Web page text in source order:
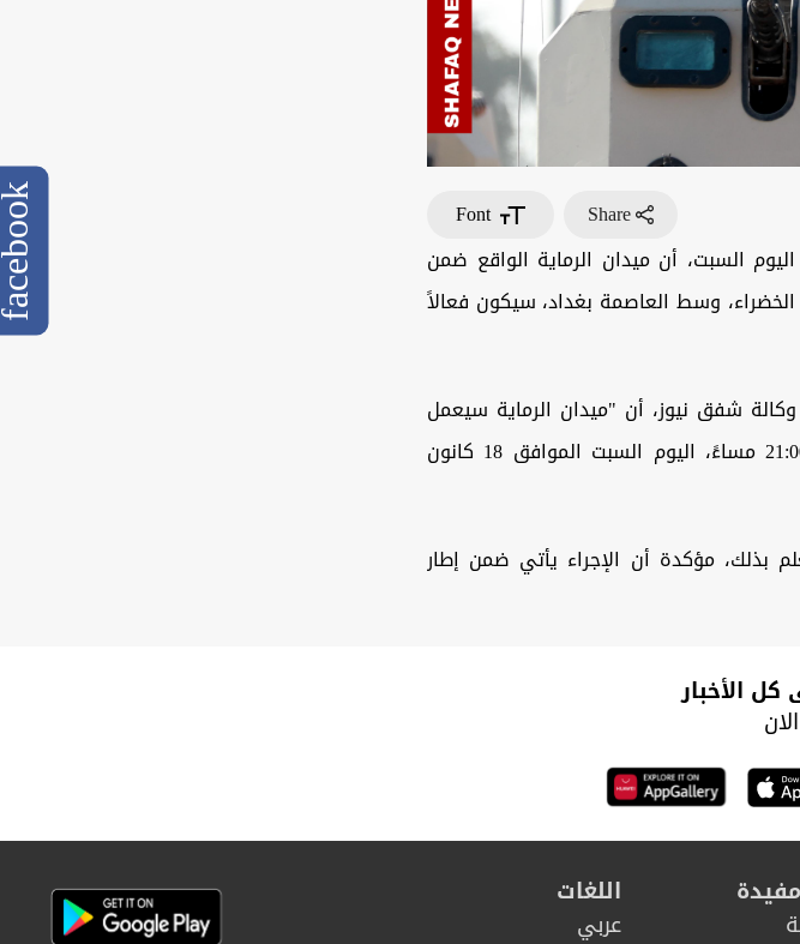
Share
Font
السبت، أن ميدان الرماية الواقع ضمن
وسط العاصمة بغداد، سيكون فعالاً
شفق نيوز، أن "ميدان الرماية سيعمل
بدءاً من الساعة 07:00 صباحاً وحتى الساعة 21:00 مساءً، اليوم السبت الموافق 18 كانون
بذلك، مؤكدة أن الإجراء يأتي ضمن إطار
الأخبار
اللغات
عربي